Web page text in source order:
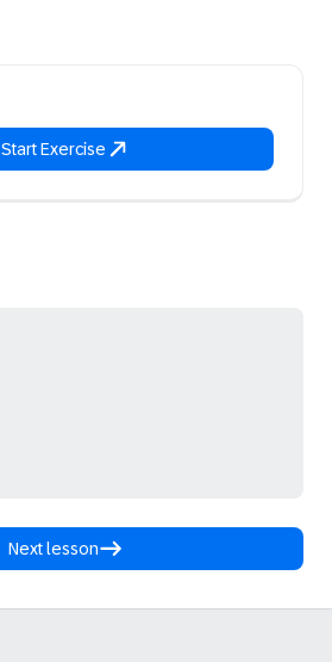
Start Exercise
Next lesson